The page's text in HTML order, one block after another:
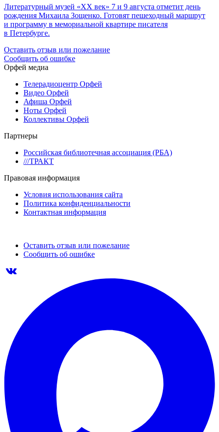
Литературный музей «ХХ век» 7 и 9 августа отметит день
рождения Михаила Зощенко. Готовят пешеходный маршрут
и программу в мемориальной квартире писателя
в Петербурге.
Оставить отзыв или пожелание
Сообщить об ошибке
Орфей медиа
Телерадиоцентр Орфей
Видео Орфей
Афиша Орфей
Ноты Орфей
Коллективы Орфей
Партнеры
Российская библиотечная ассоциация (РБА)
///ТРАКТ
Правовая информация
Условия использования сайта
Политика конфиденциальности
Контактная информация
Оставить отзыв или пожелание
Сообщить об ошибке